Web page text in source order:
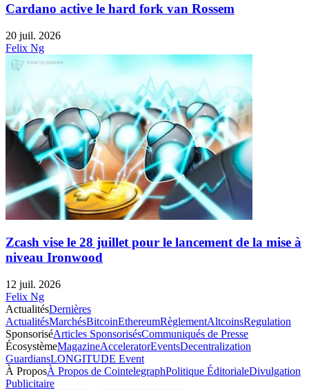
Cardano active le hard fork van Rossem
20 juil. 2026
Felix Ng
Zcash vise le 28 juillet pour le lancement de la mise à
niveau Ironwood
12 juil. 2026
Felix Ng
ActualitésDernières
ActualitésMarchésBitcoinEthereumRèglementAltcoinsRegulation
SponsoriséArticles SponsorisésCommuniqués de Presse
ÉcosystèmeMagazineAcceleratorEventsDecentralization
GuardiansLONGITUDE Event
À ProposÀ Propos de CointelegraphPolitique ÉditorialeDivulgation
Publicitaire